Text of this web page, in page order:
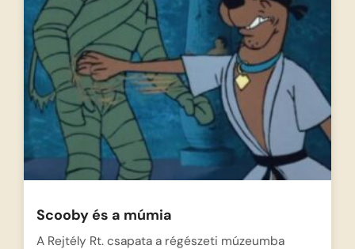
Scooby és a múmia
A Rejtély Rt. csapata a régészeti múzeumba